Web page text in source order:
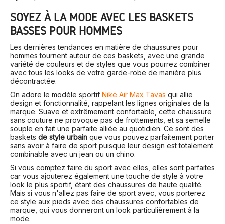
SOYEZ À LA MODE AVEC LES BASKETS
BASSES POUR HOMMES
Les dernières tendances en matière de chaussures pour
hommes tournent autour de ces baskets, avec une grande
variété de couleurs et de styles que vous pourrez combiner
avec tous les looks de votre garde-robe de manière plus
décontractée.
On adore le modèle sportif Nike Air Max Tavas qui allie
design et fonctionnalité, rappelant les lignes originales de la
marque. Suave et extrêmement confortable, cette chaussure
sans couture ne provoque pas de frottements, et sa semelle
souple en fait une parfaite alliée au quotidien. Ce sont des
baskets de style urbain que vous pouvez parfaitement porter
sans avoir à faire de sport puisque leur design est totalement
combinable avec un jean ou un chino.
Si vous comptez faire du sport avec elles, elles sont parfaites
car vous ajouterez également une touche de style à votre
look le plus sportif, étant des chaussures de haute qualité.
Mais si vous n'allez pas faire de sport avec, vous porterez
ce style aux pieds avec des chaussures confortables de
marque, qui vous donneront un look particulièrement à la
mode.